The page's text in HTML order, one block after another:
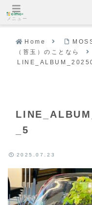
Home
（苔玉）のことなら
_5
2025.07.23
メニュー